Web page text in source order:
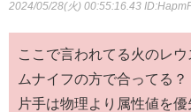
2024/05/28(火) 00:55:16.43
ここで言われてる火のレ
ムナイフの方で合ってる？
片手は物理より属性値を